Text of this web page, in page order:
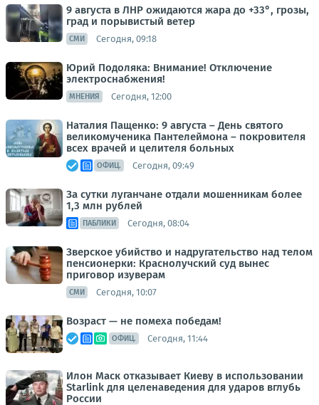
9 августа в ЛНР ожидаются жара до +33°, грозы,
град и порывистый ветер
СМИ Сегодня, 09:18
Юрий Подоляка: Внимание! Отключение
электроснабжения!
МНЕНИЯ Сегодня, 12:00
Наталия Пащенко: 9 августа – День святого
великомученика Пантелеймона – покровителя
всех врачей и целителя больных
ОФИЦ. Сегодня, 09:49
За сутки луганчане отдали мошенникам более
1,3 млн рублей
ПАБЛИКИ Сегодня, 08:04
Зверское убийство и надругательство над телом
пенсионерки: Краснолучский суд вынес
приговор изуверам
СМИ Сегодня, 10:07
Возраст — не помеха победам!
ОФИЦ. Сегодня, 11:44
Илон Маск отказывает Киеву в использовании
Starlink для целенаведения для ударов вглубь
России